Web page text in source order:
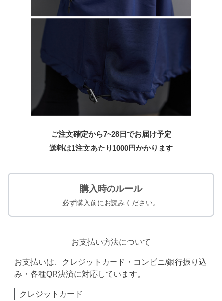
ご注文確定から7~28日でお届け予定
送料は1注文あたり 1000円かかります
購入時のルール
必ず購入前にお読みください。
お支払い方法について
お支払いは、クレジットカード・コンビニ/銀行振り込
み・各種QR決済に対応しています。
クレジットカード